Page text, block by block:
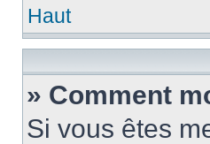
Haut
» Comment
Si vous êtes